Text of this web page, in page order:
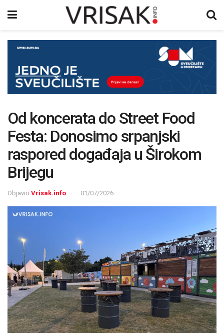
Od koncerata do Street Food
Festa: Donosimo srpanjski
raspored događaja u Širokom
Brijegu
Objavio Vrisak.info 01/07/2026